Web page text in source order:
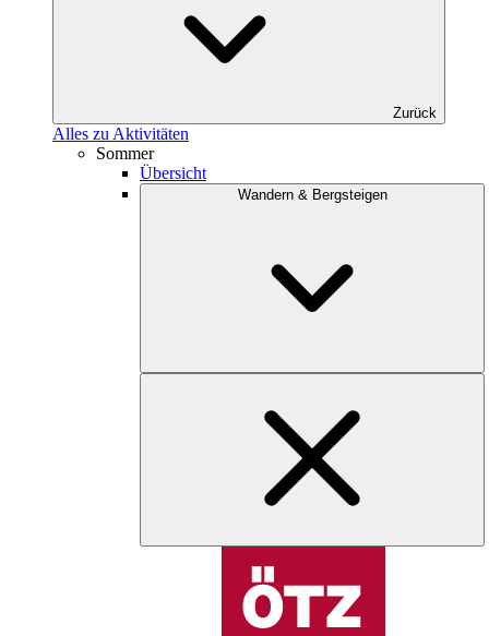
Zurück
Alles zu Aktivitäten
Sommer
Übersicht
Wandern & Bergsteigen